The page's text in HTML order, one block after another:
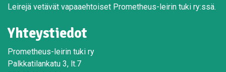
Leirejä vetävät vapaaehtoiset Prometheus-leirin tuki ry:ssä.
Yhteystiedot
Prometheus-leirin tuki ry
Palkkatilankatu 3, lt.7